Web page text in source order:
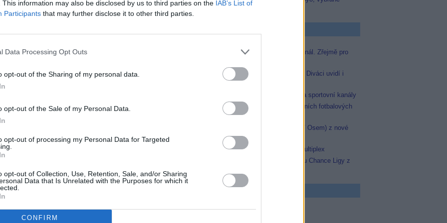
This information may also be disclosed by us to third parties on the IAB’s List of
Participants that may further disclose it to other third parties.
Data Processing Opt Outs
opt-out of the Sharing of my personal data.
opt-out of the Sale of my Personal Data.
opt-out of processing my Personal Data for Targeted
opt-out of Collection, Use, Retention, Sale, and/or Sharing
Data that Is Unrelated with the Purposes for which it
CONFIRM
pro všechny
finálová utkání KHL
- východ)
Prachatice)
spolupráci (Suchdol, Praha)
(Nusle, Praha)
Skylink spustil nový Test kanál. Zřejmě pro
Oneplay zařadí Prima sport. Diváci uvidí i
AMC získala licence pro dva sportovní kanály
JOJka přinese porci atraktivních fotbalových
zápasů
Skylink: Slovenská TV8 (TV Osem) z nové
frekvence
Operátor Du převzal další multiplex
Oneplay Sport zahájí sezonu Chance Ligy z